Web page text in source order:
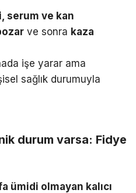
serum ve kan
ve sonra kaza
işe yarar ama
sağlık durumuyla
durum varsa: Fidye
ümidi olmayan kalıcı